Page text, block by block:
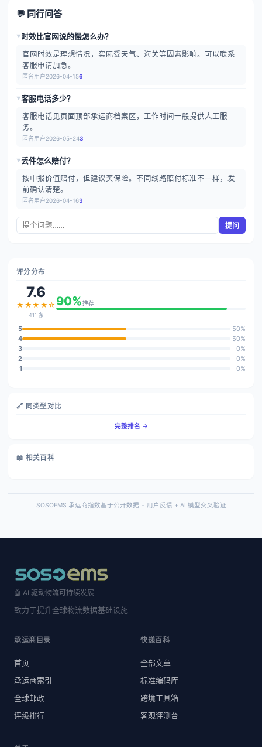
💬 同行问答
▶ 时效比官网说的慢怎么办？
官网时效是理想情况，实际受天气、海关等因素影响。可以联系
客服申请加急。
匿名用户2026-04-156
▶客服电话多少？
客服电话见页面顶部承运商档案区，工作时间一般提供人工服
务。
匿名用户2026-05-243
▶丢件怎么赔付？
按申报价值赔付，但建议买保险。不同线路赔付标准不一样，发
前确认清楚。
匿名用户2026-04-163
提问
评分分布
7.6
★★★★☆
411 条
90%推荐
5
50%
4
50%
3
0%
2
0%
1
0%
🔗 同类型对比
完整排名 →
📖 相关百科
SOSOEMS 承运商指数基于公开数据 + 用户反馈 + AI 模型交叉验证
🤖 AI 驱动物流可持续发展
致力于提升全球物流数据基础设施
承运商目录
首页
承运商索引
全球邮政
评级排行
快递百科
全部文章
标准编码库
跨境工具箱
客观评测台